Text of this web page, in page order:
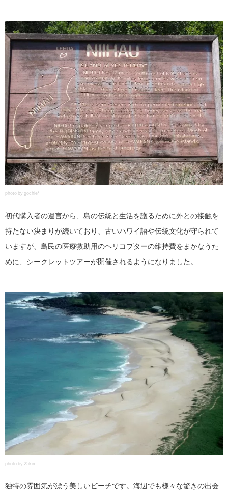
photo by gochie*
初代購入者の遺言から、島の伝統と生活を護るために外との接触を
持たない決まりが続いており、古いハワイ語や伝統文化が守られて
いますが、島民の医療救助用のヘリコプターの維持費をまかなうた
めに、シークレットツアーが開催されるようになりました。
photo by 25kim
独特の雰囲気が漂う美しいビーチです。海辺でも様々な驚きの出会